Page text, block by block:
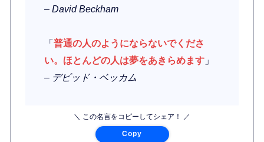
– David Beckham
「普通の人のようにならないでくださ
い。ほとんどの人は夢をあきらめます 」
– デビッド・ベッカム
＼ この名言をコピーしてシェア！ ／
Copy